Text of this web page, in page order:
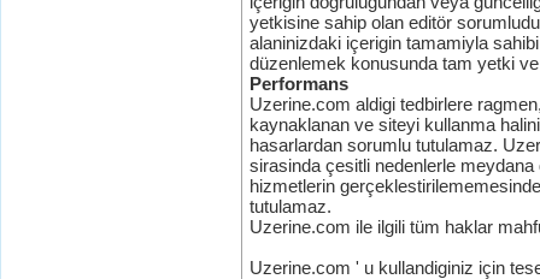
yetkisine sahip olan editör
alaninizdaki içerigin tamamiyla
düzenlemek konusunda tam yetki
Performans
Uzerine.com aldigi tedbirlere
kaynaklanan ve siteyi kullanma
hasarlardan sorumlu tutulamaz.
sirasinda çesitli nedenlerle
hizmetlerin
tutulamaz.
Uzerine.com ile ilgili tüm haklar
Uzerine.com ' u kullandiginiz için